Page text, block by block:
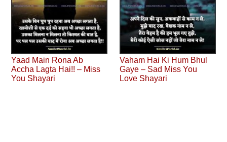
Yaad Main Rona Ab
Accha Lagta Hai!! – Miss
You Shayari
Vaham Hai Ki Hum Bhul
Gaye – Sad Miss You
Love Shayari